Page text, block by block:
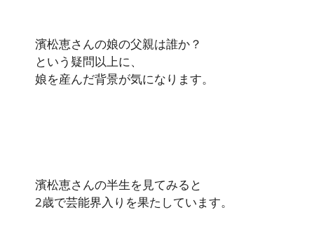
濱松恵さんの娘の父親は誰か？
という疑問以上に、
娘を産んだ背景が気になります。
濱松恵さんの半生を見てみると
2歳で芸能界入りを果たしています。